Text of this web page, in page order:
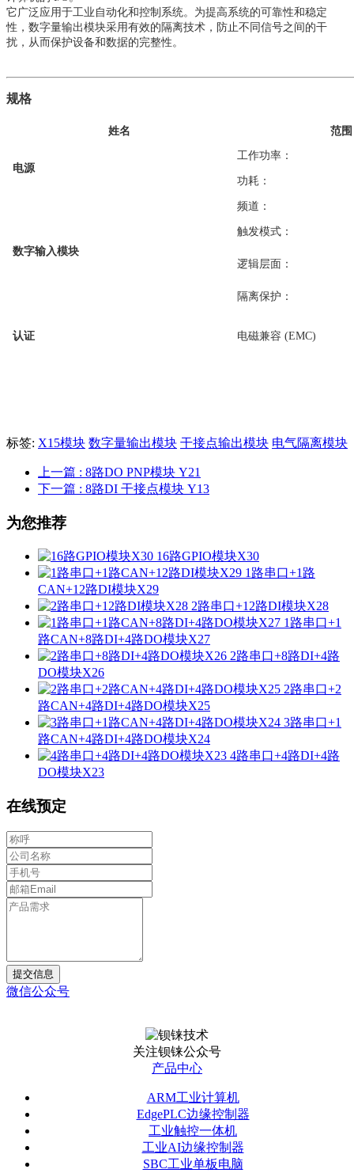
它广泛应用于工业自动化和控制系统。为提高系统的可靠性和稳定
性，数字量输出模块采用有效的隔离技术，防止不同信号之间的干
扰，从而保护设备和数据的完整性。
规格
姓名 范围
电源
工作功率：
功耗：
数字输入模块
频道：
触发模式：
逻辑层面：
隔离保护：
认证 电磁兼容 (EMC)
标签: X15模块 数字量输出模块 干接点输出模块 电气隔离模块
上一篇 : 8路DO PNP模块 Y21
下一篇 : 8路DI 干接点模块 Y13
为您推荐
16路GPIO模块X30
1路串口+1路
CAN+12路DI模块X29
2路串口+12路DI模块X28
1路串口+1
路CAN+8路DI+4路DO模块X27
2路串口+8路DI+4路
DO模块X26
2路串口+2
路CAN+4路DI+4路DO模块X25
3路串口+1
路CAN+4路DI+4路DO模块X24
4路串口+4路DI+4路
DO模块X23
在线预定
提交信息
微信公众号
关注钡铼公众号
产品中心
ARM工业计算机
EdgePLC边缘控制器
工业触控一体机
工业AI边缘控制器
SBC工业单板电脑